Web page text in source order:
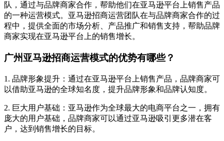
队，通过与品牌商家合作，帮助他们在亚马逊平台上销售产品
的一种运营模式。亚马逊招商运营团队在与品牌商家合作的过
程中，提供全面的市场分析、产品推广和销售支持，帮助品牌
商家实现在亚马逊平台上的销售增长。
广州亚马逊招商运营模式的优势有哪些？
1. 品牌形象提升：通过在亚马逊平台上销售产品，品牌商家可
以借助亚马逊的全球知名度，提升品牌形象和品牌认知度。
2. 巨大用户基础：亚马逊作为全球最大的电商平台之一，拥有
庞大的用户基础，品牌商家可以通过亚马逊吸引更多潜在客
户，达到销售增长的目标。